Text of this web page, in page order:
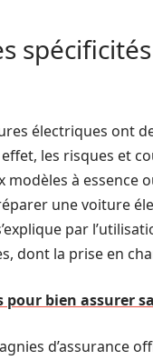
électriques ont
les risques et
à essence
une voiture
par
dont la prise en
pour bien assurer
d’assurance